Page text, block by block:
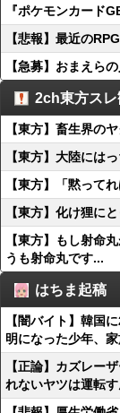
『ポケモンカード
【悲報】最近の
【急募】おまえら
2ch東方スレ
【東方】畜生界の
【東方】大陸には
【東方】「黙って
【東方】化け狸に
【東方】もし射命
うも射命丸です...
はちま起稿
【闇バイト】韓国
明になった少年、
【正論】カズレー
れないヤツは運転す